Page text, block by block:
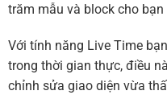
trăm mẫu và block cho
Với tính năng Live Time
trong thời gian thực, điều
chỉnh sửa giao diện vừa